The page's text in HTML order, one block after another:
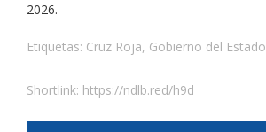
2026.
Etiquetas: Cruz Roja, Gobierno del Estado
Shortlink: https://ndlb.red/h9d